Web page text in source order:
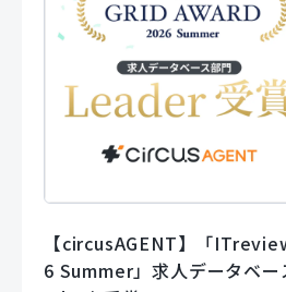
【circusAGENT】「
6 Summer」求人データベ